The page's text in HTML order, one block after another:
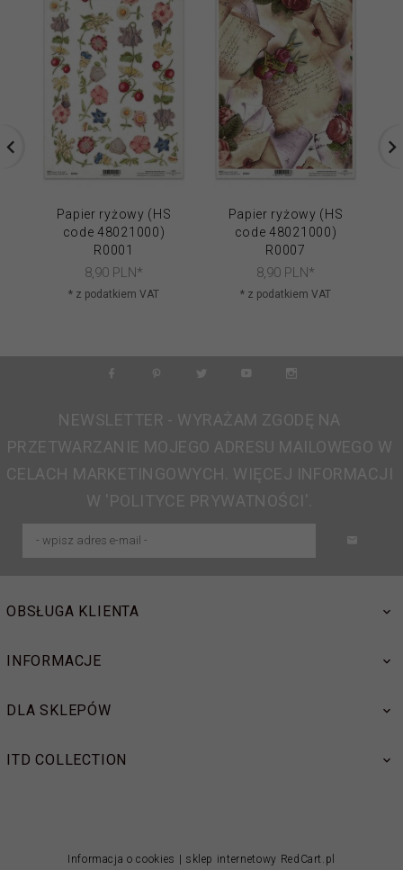
Papier ryżowy (HS
code 48021000)
R0001
8,90 PLN*
* z podatkiem VAT
Papier ryżowy (HS
code 48021000)
R0007
8,90 PLN*
* z podatkiem VAT
NEWSLETTER - WYRAŻAM ZGODĘ NA
PRZETWARZANIE MOJEGO ADRESU MAILOWEGO W
CELACH MARKETINGOWYCH. WIĘCEJ INFORMACJI
W 'POLITYCE PRYWATNOŚCI'.
OBSŁUGA KLIENTA
INFORMACJE
DLA SKLEPÓW
ITD COLLECTION
Informacja o cookies sklep internetowy RedCart.pl